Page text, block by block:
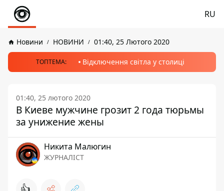
RU
Новини НОВИНИ 01:40, 25 Лютого 2020
ТОПТЕМА: Відключення світла у столиці
01:40, 25 лютого 2020
В Киеве мужчине грозит 2 года тюрьмы
за унижение жены
Никита Малюгин
ЖУРНАЛІСТ